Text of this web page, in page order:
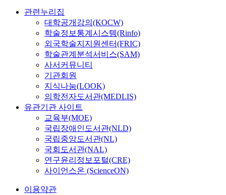
관련누리집
대학공개강의(KOCW)
학술정보통계시스템(Rinfo)
외국학술지지원센터(FRIC)
학술관계분석서비스(SAM)
사서커뮤니티
기관회원
지식나눔(LOOK)
의학전자도서관(MEDLIS)
유관기관 사이트
교육부(MOE)
국립장애인도서관(NLD)
국립중앙도서관(NL)
국회도서관(NAL)
연구윤리정보포털(CRE)
사이언스온 (ScienceON)
이용약관